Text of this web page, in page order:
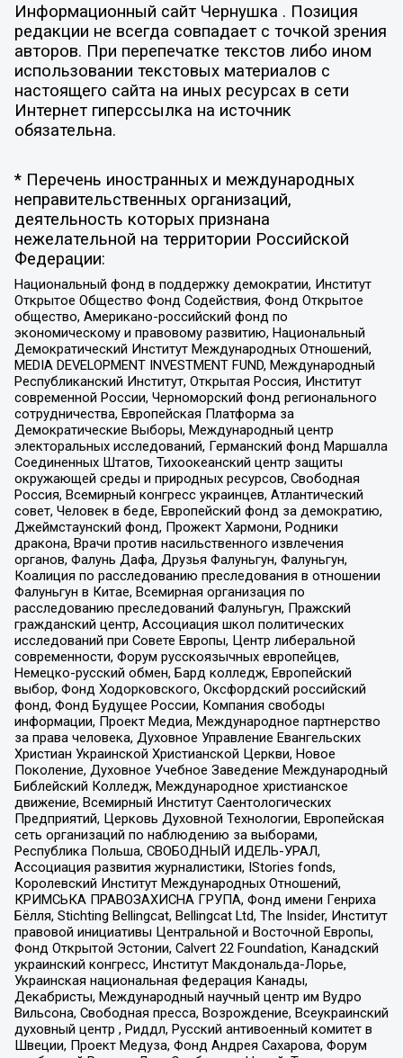
Информационный сайт Чернушка . Позиция
редакции не всегда совпадает с точкой зрения
авторов. При перепечатке текстов либо ином
использовании текстовых материалов с
настоящего сайта на иных ресурсах в сети
Интернет гиперссылка на источник
обязательна.
* Перечень иностранных и международных
неправительственных организаций,
деятельность которых признана
нежелательной на территории Российской
Федерации:
Национальный фонд в поддержку демократии, Институт
Открытое Общество Фонд Содействия, Фонд Открытое
общество, Американо-российский фонд по
экономическому и правовому развитию, Национальный
Демократический Институт Международных Отношений,
MEDIA DEVELOPMENT INVESTMENT FUND, Международный
Республиканский Институт, Открытая Россия, Институт
современной России, Черноморский фонд регионального
сотрудничества, Европейская Платформа за
Демократические Выборы, Международный центр
электоральных исследований, Германский фонд Маршалла
Соединенных Штатов, Тихоокеанский центр защиты
окружающей среды и природных ресурсов, Свободная
Россия, Всемирный конгресс украинцев, Атлантический
совет, Человек в беде, Европейский фонд за демократию,
Джеймстаунский фонд, Прожект Хармони, Родники
дракона, Врачи против насильственного извлечения
органов, Фалунь Дафа, Друзья Фалуньгун, Фалуньгун,
Коалиция по расследованию преследования в отношении
Фалуньгун в Китае, Всемирная организация по
расследованию преследований Фалуньгун, Пражский
гражданский центр, Ассоциация школ политических
исследований при Совете Европы, Центр либеральной
современности, Форум русскоязычных европейцев,
Немецко-русский обмен, Бард колледж, Европейский
выбор, Фонд Ходорковского, Оксфордский российский
фонд, Фонд Будущее России, Компания свободы
информации, Проект Медиа, Международное партнерство
за права человека, Духовное Управление Евангельских
Христиан Украинской Христианской Церкви, Новое
Поколение, Духовное Учебное Заведение Международный
Библейский Колледж, Международное христианское
движение, Всемирный Институт Саентологических
Предприятий, Церковь Духовной Технологии, Европейская
сеть организаций по наблюдению за выборами,
Республика Польша, СВОБОДНЫЙ ИДЕЛЬ-УРАЛ,
Ассоциация развития журналистики, IStories fonds,
Королевский Институт Международных Отношений,
КРИМСЬКА ПРАВОЗАХИСНА ГРУПА, Фонд имени Генриха
Бёлля, Stichting Bellingcat, Bellingcat Ltd, The Insider, Институт
правовой инициативы Центральной и Восточной Европы,
Фонд Открытой Эстонии, Calvert 22 Foundation, Канадский
украинский конгресс, Институт Макдональда-Лорье,
Украинская национальная федерация Канады,
Декабристы, Международный научный центр им Вудро
Вильсона, Свободная пресса, Возрождение, Всеукраинский
духовный центр , Риддл, Русский антивоенный комитет в
Швеции, Проект Медуза, Фонд Андрея Сахарова, Форум